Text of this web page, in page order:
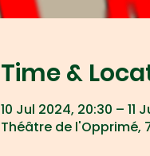
Time &
10 Jul 2024, 20:30 – 11
Théâtre de l'Opprimé,